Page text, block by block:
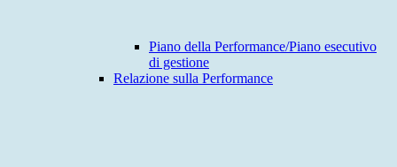
Piano della Performance/Piano esecutivo
di gestione
Relazione sulla Performance